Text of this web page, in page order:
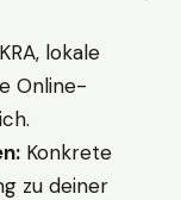
lokale
Online-
Konkrete
zu deiner